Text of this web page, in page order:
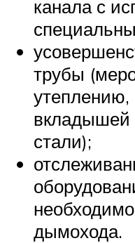
канала с
трубы
утеплению,
стали);
дымохода.